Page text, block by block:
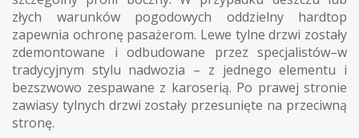
złych warunków pogodowych oddzielny hardtop
zapewnia ochronę pasażerom. Lewe tylne drzwi zostały
zdemontowane i odbudowane przez specjalistów–w
tradycyjnym stylu nadwozia – z jednego elementu i
bezszwowo zespawane z karoserią. Po prawej stronie
zawiasy tylnych drzwi zostały przesunięte na przeciwną
stronę.